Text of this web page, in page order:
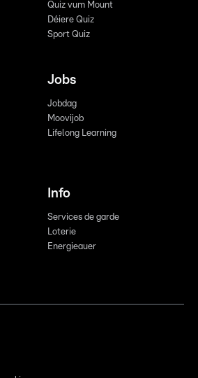
Quiz vum Mount
Déiere Quiz
Sport Quiz
Jobs
Jobdag
Moovijob
Lifelong Learning
Info
Services de garde
Loterie
Energieauer